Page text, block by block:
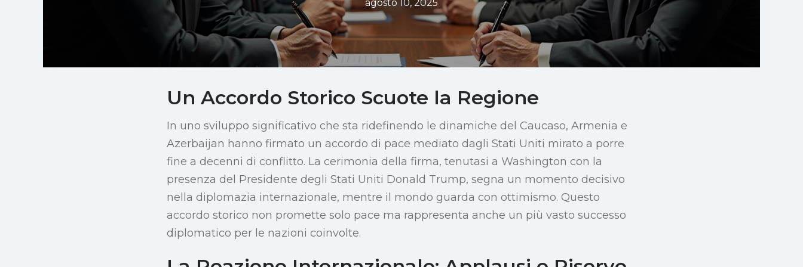
agosto 10, 2025
Un Accordo Storico Scuote la Regione
In uno sviluppo significativo che sta ridefinendo le dinamiche del Caucaso, Armenia e
Azerbaijan hanno firmato un accordo di pace mediato dagli Stati Uniti mirato a porre
fine a decenni di conflitto. La cerimonia della firma, tenutasi a Washington con la
presenza del Presidente degli Stati Uniti Donald Trump, segna un momento decisivo
nella diplomazia internazionale, mentre il mondo guarda con ottimismo. Questo
accordo storico non promette solo pace ma rappresenta anche un più vasto successo
diplomatico per le nazioni coinvolte.